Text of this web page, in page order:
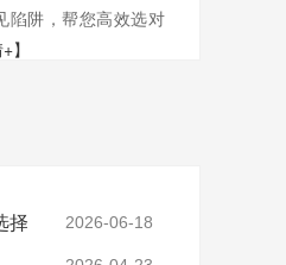
陷阱，帮您高效选对
】
择 2026-06-18